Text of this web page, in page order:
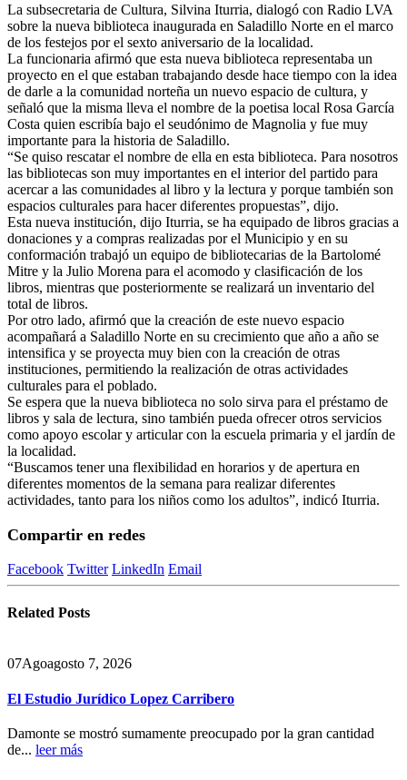
La subsecretaria de Cultura, Silvina Iturria, dialogó con Radio LVA
sobre la nueva biblioteca inaugurada en Saladillo Norte en el marco
de los festejos por el sexto aniversario de la localidad.
La funcionaria afirmó que esta nueva biblioteca representaba un
proyecto en el que estaban trabajando desde hace tiempo con la idea
de darle a la comunidad norteña un nuevo espacio de cultura, y
señaló que la misma lleva el nombre de la poetisa local Rosa García
Costa quien escribía bajo el seudónimo de Magnolia y fue muy
importante para la historia de Saladillo.
“Se quiso rescatar el nombre de ella en esta biblioteca. Para nosotros
las bibliotecas son muy importantes en el interior del partido para
acercar a las comunidades al libro y la lectura y porque también son
espacios culturales para hacer diferentes propuestas”, dijo.
Esta nueva institución, dijo Iturria, se ha equipado de libros gracias a
donaciones y a compras realizadas por el Municipio y en su
conformación trabajó un equipo de bibliotecarias de la Bartolomé
Mitre y la Julio Morena para el acomodo y clasificación de los
libros, mientras que posteriormente se realizará un inventario del
total de libros.
Por otro lado, afirmó que la creación de este nuevo espacio
acompañará a Saladillo Norte en su crecimiento que año a año se
intensifica y se proyecta muy bien con la creación de otras
instituciones, permitiendo la realización de otras actividades
culturales para el poblado.
Se espera que la nueva biblioteca no solo sirva para el préstamo de
libros y sala de lectura, sino también pueda ofrecer otros servicios
como apoyo escolar y articular con la escuela primaria y el jardín de
la localidad.
“Buscamos tener una flexibilidad en horarios y de apertura en
diferentes momentos de la semana para realizar diferentes
actividades, tanto para los niños como los adultos”, indicó Iturria.
Compartir en redes
Facebook Twitter LinkedIn Email
Related Posts
07Agoagosto 7, 2026
El Estudio Jurídico Lopez Carribero
Damonte se mostró sumamente preocupado por la gran cantidad
de... leer más